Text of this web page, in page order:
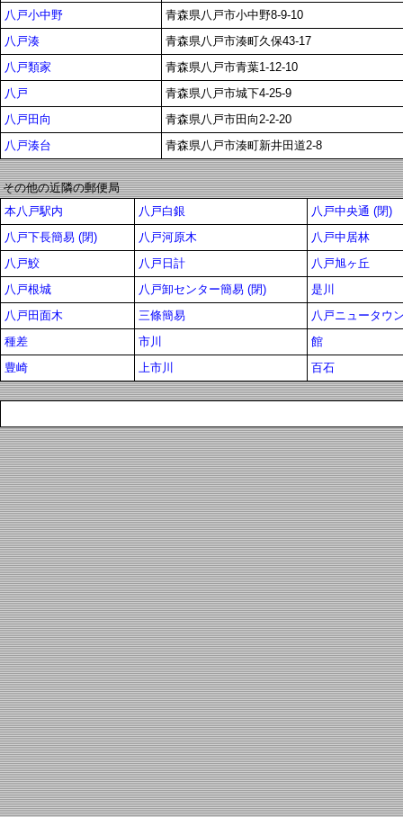
八戸小中野
青森県八戸市小中野8-9-10
八戸湊
青森県八戸市湊町久保43-17
八戸類家
青森県八戸市青葉1-12-10
八戸
青森県八戸市城下4-25-9
八戸田向
青森県八戸市田向2-2-20
八戸湊台
青森県八戸市湊町新井田道2-8
その他の近隣の郵便局
本八戸駅内
八戸白銀
八戸中央通 (閉)
八戸下長簡易 (閉)
八戸河原木
八戸中居林
八戸鮫
八戸日計
八戸旭ヶ丘
八戸根城
八戸卸センター簡易 (閉)
是川
八戸田面木
三條簡易
八戸ニュータウ
種差
市川
館
豊崎
上市川 百石